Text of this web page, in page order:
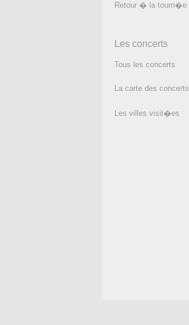
Retour � la tourn�e
Les concerts
Tous les concerts
La carte des concerts
Les villes visit�es